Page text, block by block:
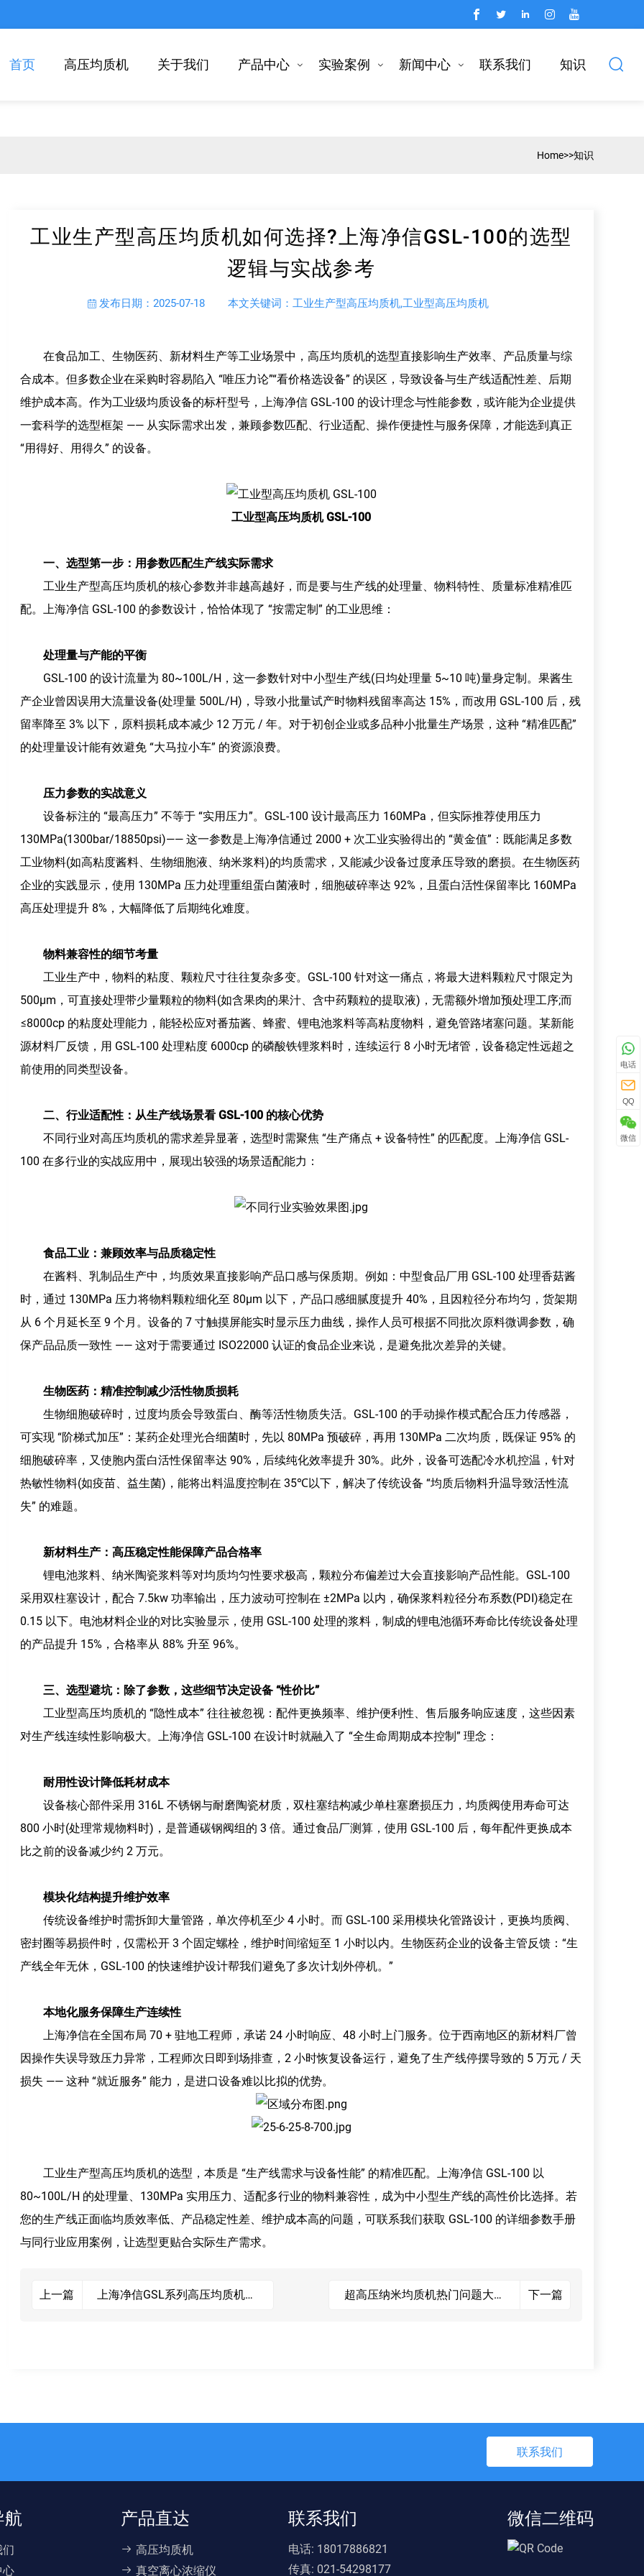
首页 高压均质机 关于我们 产品中心 实验案例 新闻中心 联系我们 知识
Home>>知识
工业生产型高压均质机如何选择?上海净信GSL-100的选型
逻辑与实战参考
发布日期：2025-07-18 本文关键词：工业生产型高压均质机,工业型高压均质机
在食品加工、生物医药、新材料生产等工业场景中，高压均质机的选型直接影响生产效率、产品质量与综
合成本。但多数企业在采购时容易陷入 “唯压力论”“看价格选设备” 的误区，导致设备与生产线适配性差、后期
维护成本高。作为工业级均质设备的标杆型号，上海净信 GSL-100 的设计理念与性能参数，或许能为企业提供
一套科学的选型框架 —— 从实际需求出发，兼顾参数匹配、行业适配、操作便捷性与服务保障，才能选到真正
“用得好、用得久” 的设备。
工业型高压均质机GSL-100
一、选型第一步：用参数匹配生产线实际需求
工业生产型高压均质机的核心参数并非越高越好，而是要与生产线的处理量、物料特性、质量标准精准匹
配。上海净信 GSL-100 的参数设计，恰恰体现了 “按需定制” 的工业思维：
处理量与产能的平衡
GSL-100 的设计流量为 80~100L/H，这一参数针对中小型生产线(日均处理量 5~10 吨)量身定制。果酱生
产企业曾因误用大流量设备(处理量 500L/H)，导致小批量试产时物料残留率高达 15%，而改用 GSL-100 后，残
留率降至 3% 以下，原料损耗成本减少 12 万元 / 年。对于初创企业或多品种小批量生产场景，这种 “精准匹配”
的处理量设计能有效避免 “大马拉小车” 的资源浪费。
压力参数的实战意义
设备标注的 “最高压力” 不等于 “实用压力”。GSL-100 设计最高压力 160MPa，但实际推荐使用压力
130MPa(1300bar/18850psi)—— 这一参数是上海净信通过 2000 + 次工业实验得出的 “黄金值”：既能满足多数
工业物料(如高粘度酱料、生物细胞液、纳米浆料)的均质需求，又能减少设备过度承压导致的磨损。在生物医药
企业的实践显示，使用 130MPa 压力处理重组蛋白菌液时，细胞破碎率达 92%，且蛋白活性保留率比 160MPa
高压处理提升 8%，大幅降低了后期纯化难度。
物料兼容性的细节考量
工业生产中，物料的粘度、颗粒尺寸往往复杂多变。GSL-100 针对这一痛点，将最大进料颗粒尺寸限定为
500μm，可直接处理带少量颗粒的物料(如含果肉的果汁、含中药颗粒的提取液)，无需额外增加预处理工序;而
≤8000cp 的粘度处理能力，能轻松应对番茄酱、蜂蜜、锂电池浆料等高粘度物料，避免管路堵塞问题。某新能
源材料厂反馈，用 GSL-100 处理粘度 6000cp 的磷酸铁锂浆料时，连续运行 8 小时无堵管，设备稳定性远超之
前使用的同类型设备。
二、行业适配性：从生产线场景看 GSL-100 的核心优势
不同行业对高压均质机的需求差异显著，选型时需聚焦 “生产痛点 + 设备特性” 的匹配度。上海净信 GSL-
100 在多行业的实战应用中，展现出较强的场景适配能力：
食品工业：兼顾效率与品质稳定性
在酱料、乳制品生产中，均质效果直接影响产品口感与保质期。例如：中型食品厂用 GSL-100 处理香菇酱
时，通过 130MPa 压力将物料颗粒细化至 80μm 以下，产品口感细腻度提升 40%，且因粒径分布均匀，货架期
从 6 个月延长至 9 个月。设备的 7 寸触摸屏能实时显示压力曲线，操作人员可根据不同批次原料微调参数，确
保产品品质一致性 —— 这对于需要通过 ISO22000 认证的食品企业来说，是避免批次差异的关键。
生物医药：精准控制减少活性物质损耗
生物细胞破碎时，过度均质会导致蛋白、酶等活性物质失活。GSL-100 的手动操作模式配合压力传感器，
可实现 “阶梯式加压”：某药企处理光合细菌时，先以 80MPa 预破碎，再用 130MPa 二次均质，既保证 95% 的
细胞破碎率，又使胞内蛋白活性保留率达 90%，后续纯化效率提升 30%。此外，设备可选配冷水机控温，针对
热敏性物料(如疫苗、益生菌)，能将出料温度控制在 35℃以下，解决了传统设备 “均质后物料升温导致活性流
失” 的难题。
新材料生产：高压稳定性能保障产品合格率
锂电池浆料、纳米陶瓷浆料等对均质均匀性要求极高，颗粒分布偏差过大会直接影响产品性能。GSL-100
采用双柱塞设计，配合 7.5kw 功率输出，压力波动可控制在 ±2MPa 以内，确保浆料粒径分布系数(PDI)稳定在
0.15 以下。电池材料企业的对比实验显示，使用 GSL-100 处理的浆料，制成的锂电池循环寿命比传统设备处理
的产品提升 15%，合格率从 88% 升至 96%。
三、选型避坑：除了参数，这些细节决定设备 “性价比”
工业型高压均质机的 “隐性成本” 往往被忽视：配件更换频率、维护便利性、售后服务响应速度，这些因素
对生产线连续性影响极大。上海净信 GSL-100 在设计时就融入了 “全生命周期成本控制” 理念：
耐用性设计降低耗材成本
设备核心部件采用 316L 不锈钢与耐磨陶瓷材质，双柱塞结构减少单柱塞磨损压力，均质阀使用寿命可达
800 小时(处理常规物料时)，是普通碳钢阀组的 3 倍。通过食品厂测算，使用 GSL-100 后，每年配件更换成本
比之前的设备减少约 2 万元。
模块化结构提升维护效率
传统设备维护时需拆卸大量管路，单次停机至少 4 小时。而 GSL-100 采用模块化管路设计，更换均质阀、
密封圈等易损件时，仅需松开 3 个固定螺栓，维护时间缩短至 1 小时以内。生物医药企业的设备主管反馈：“生
产线全年无休，GSL-100 的快速维护设计帮我们避免了多次计划外停机。”
本地化服务保障生产连续性
上海净信在全国布局 70 + 驻地工程师，承诺 24 小时响应、48 小时上门服务。位于西南地区的新材料厂曾
因操作失误导致压力异常，工程师次日即到场排查，2 小时恢复设备运行，避免了生产线停摆导致的 5 万元 / 天
损失 —— 这种 “就近服务” 能力，是进口设备难以比拟的优势。
工业生产型高压均质机的选型，本质是 “生产线需求与设备性能” 的精准匹配。上海净信 GSL-100 以
80~100L/H 的处理量、130MPa 实用压力、适配多行业的物料兼容性，成为中小型生产线的高性价比选择。若
您的生产线正面临均质效率低、产品稳定性差、维护成本高的问题，可联系我们获取 GSL-100 的详细参数手册
与同行业应用案例，让选型更贴合实际生产需求。
上一篇
上海净信GSL系列高压均质机可
超高压纳米均质机热门问题大揭
下一篇
联系我们
航
们
心
产品直达
高压均质机
真空离心浓缩仪
联系我们
电话: 18017886821
传真: 021-54298177
微信二维码
电话
QQ
微信